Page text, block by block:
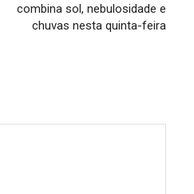
combina sol, nebulosidade e
chuvas nesta quinta-feira